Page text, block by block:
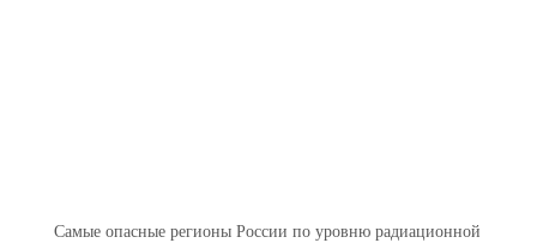
Самые опасные регионы России по уровню радиационной